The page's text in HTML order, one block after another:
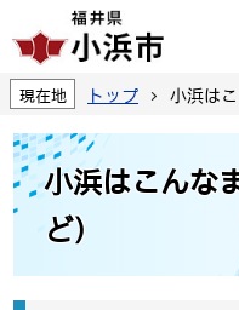
現在地 トップ 小浜は
小浜はこんな
ど）